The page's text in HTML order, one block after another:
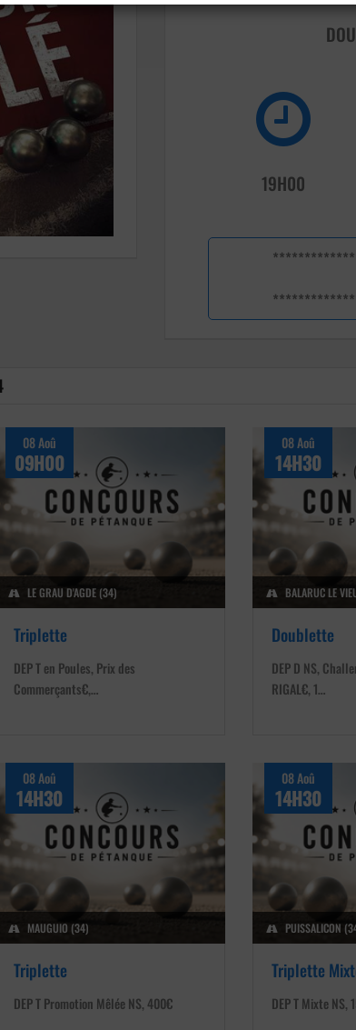
19H00
08 Aoû
09H00
LE GRAU D'AGDE (34)
Triplette
DEP T en Poules, Prix des
Commerçants€,…
08 Aoû
14H30
BALARUC LE
Doublette
DEP D NS,
RIGAL€, 1…
08 Aoû
14H30
MAUGUIO (34)
Triplette
DEP T Promotion Mêlée NS, 400€
08 Aoû
14H30
PUISSALICON
Triplette
DEP T Mixte NS,